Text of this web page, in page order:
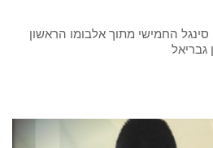
החמישי מתוך אלבומו הראשון
גבריאל